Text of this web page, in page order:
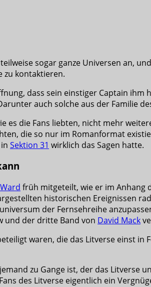
sogar ganze Universen an,
zu kontaktieren.
dass sein einstiger Captain
auch solche aus der Familie
es die Fans liebten, nicht mehr
die so nur im Romanformat
Sektion 31 wirklich das Sagen hatte.
früh mitgeteilt, wie er im Anhang
historischen Ereignissen
der Fernsehreihe
und der dritte Band von David Mack
waren, die das Litverse einst in
zu Gange ist, der das Litverse
des Litverse eigentlich ein